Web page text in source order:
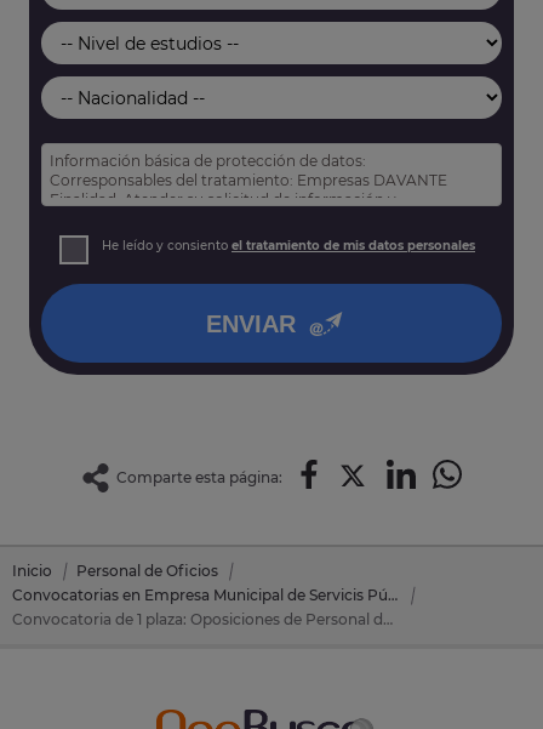
Información básica de protección de datos:
Corresponsables del tratamiento: Empresas DAVANTE
Finalidad: Atender su solicitud de información y
Derechos: Puede acceder, rectificar y suprimir sus datos,
así como otros derechos tal y como se explica en nuestra
He leído y consiento el tratamiento de mis datos personales
ENVIAR
Comparte esta página:
Inicio
Personal de Oficios
Convocatorias en Empresa Municipal de Servicis Públics d'Almussafes, SLU
Convocatoria de 1 plaza: Oposiciones de Personal de Oficios en Empresa Municipal de Servicis Públics d'Almussafes, SLU (Valencia)